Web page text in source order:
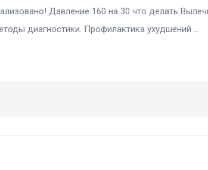
Давление 160 на 30 что делать
диагностики. Профилактика ухудшений ...